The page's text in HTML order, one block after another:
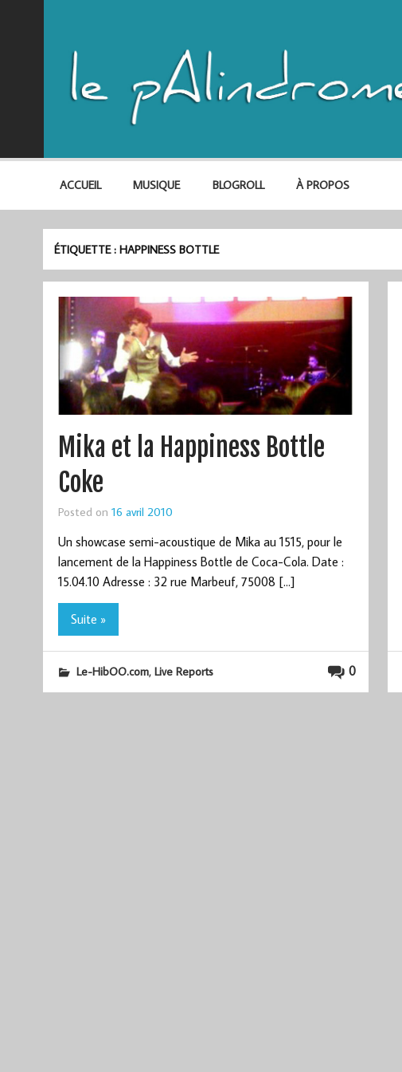
ACCUEIL MUSIQUE BLOGROLL À PROPOS
ÉTIQUETTE :HAPPINESS BOTTLE
Mika et la Happiness Bottle
Coke
Posted on 16 avril 2010
Un showcase semi-acoustique de Mika au 1515, pour le
lancement de la Happiness Bottle de Coca-Cola. Date :
15.04.10 Adresse : 32 rue Marbeuf, 75008 […]
Suite »
0
Le-HibOO.com, Live Reports